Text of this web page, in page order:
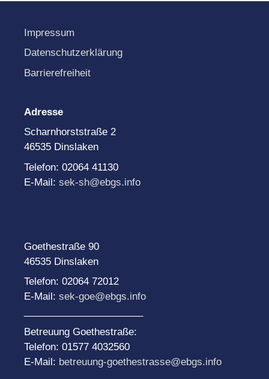
Impressum
Datenschutzerklärung
Barrierefreiheit
Adresse
Scharnhorststraße 2
46535 Dinslaken
Telefon: 02064 41130
E-Mail: sek-sh@ebgs.info
Goethestraße 90
46535 Dinslaken
Telefon: 02064 72012
E-Mail: sek-goe@ebgs.info
Betreuung Goethestraße:
Telefon: 01577 4032560
E-Mail: betreuung-goethestrasse@ebgs.info